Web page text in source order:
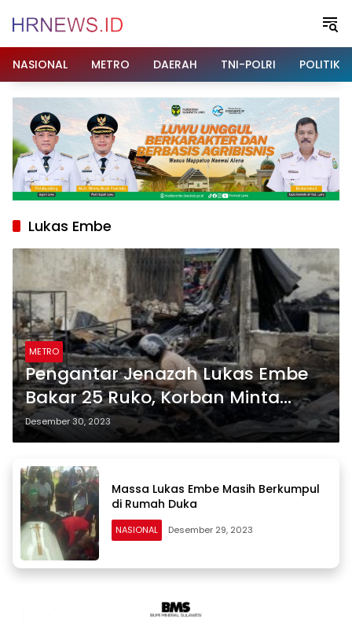
NASIONAL
METRO DAERAH TNI-POLRI POLITIK
Lukas Embe
METRO
Pengantar Jenazah Lukas Embe
Bakar 25 Ruko, Korban Minta
Ganti Rugi
Desember 30, 2023
Massa Lukas Embe Masih Berkumpul
di Rumah Duka
NASIONAL Desember 29, 2023